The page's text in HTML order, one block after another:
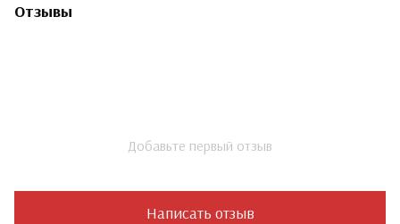
Отзывы
Добавьте первый отзыв
Написать отзыв